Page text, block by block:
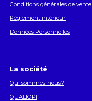
Conditions générales de vente
Règlement intérieur
Données Personnelles
La société
Qui sommes-nous?
QUALIOPI